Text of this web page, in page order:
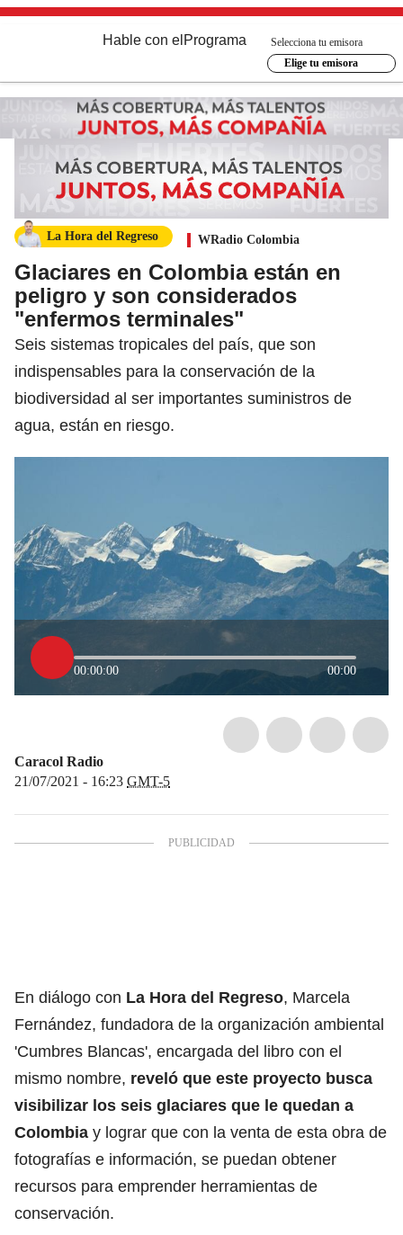
Hable con el Programa
Selecciona tu emisora
Elige tu emisora
La Hora del Regreso WRadio Colombia
Glaciares en Colombia están en
peligro y son considerados
"enfermos terminales"
Seis sistemas tropicales del país, que son
indispensables para la conservación de la
biodiversidad al ser importantes suministros de
agua, están en riesgo.
00:00:00 00:00
Caracol Radio
21/07/2021 - 16:23 GMT-5
En diálogo con La Hora del Regreso, Marcela
Fernández, fundadora de la organización ambiental
'Cumbres Blancas', encargada del libro con el
mismo nombre, reveló que este proyecto busca
visibilizar los seis glaciares que le quedan a
Colombia y lograr que con la venta de esta obra de
fotografías e información, se puedan obtener
recursos para emprender herramientas de
conservación.